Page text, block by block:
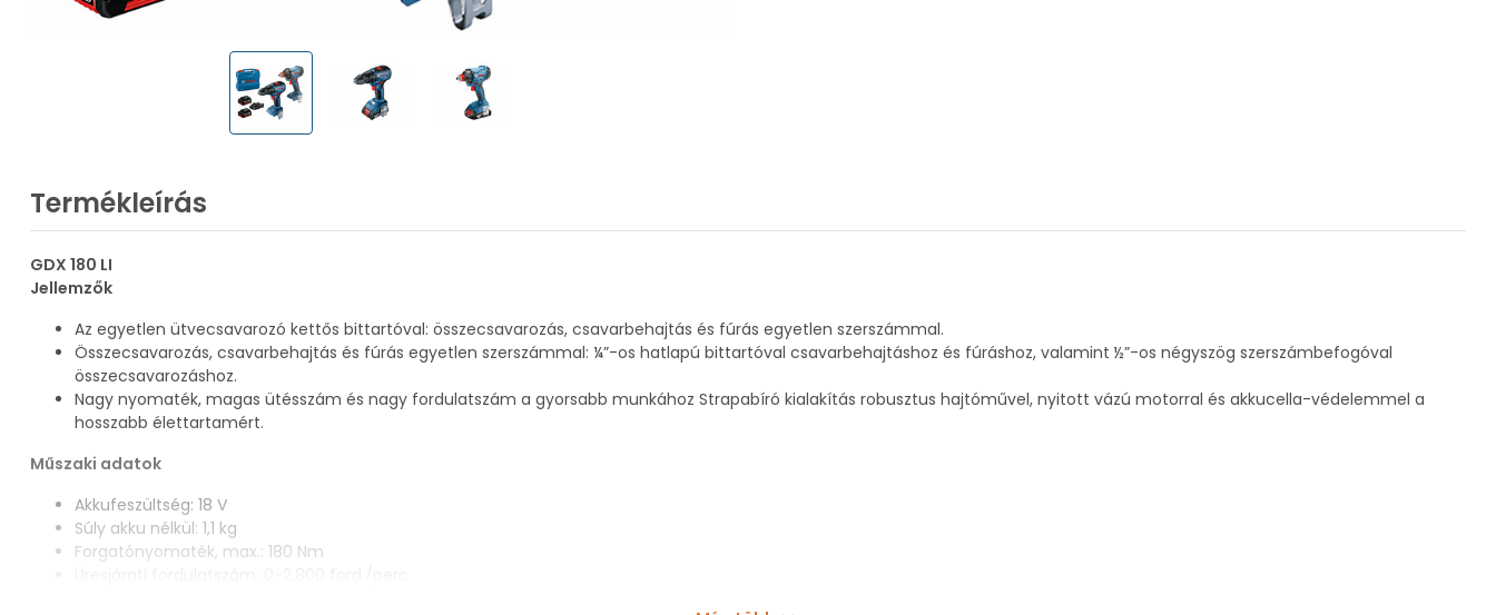
Termékleírás
GDX 180 LI
Jellemzők
Az egyetlen ütvecsavarozó kettős bittartóval: összecsavarozás, csavarbehajtás és fúrás egyetlen szerszámmal.
Összecsavarozás, csavarbehajtás és fúrás egyetlen szerszámmal: ¼”-os hatlapú bittartóval csavarbehajtáshoz és fúráshoz, valamint ½”-os négyszög szerszámbefogóval
összecsavarozáshoz.
Nagy nyomaték, magas ütésszám és nagy fordulatszám a gyorsabb munkához Strapabíró kialakítás robusztus hajtóművel, nyitott vázú motorral és akkucella-védelemmel a
hosszabb élettartamért.
Műszaki adatok
Akkufeszültség: 18 V
Súly akku nélkül: 1,1 kg
Forgatónyomaték, max.: 180 Nm